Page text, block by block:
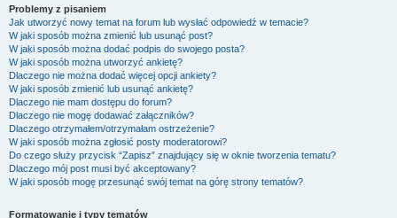
Problemy z pisaniem
Jak utworzyć nowy temat na forum lub wysłać odpowiedź w temacie?
W jaki sposób można zmienić lub usunąć post?
W jaki sposób można dodać podpis do swojego posta?
W jaki sposób można utworzyć ankietę?
Dlaczego nie można dodać więcej opcji ankiety?
W jaki sposób zmienić lub usunąć ankietę?
Dlaczego nie mam dostępu do forum?
Dlaczego nie mogę dodawać załączników?
Dlaczego otrzymałem/otrzymałam ostrzeżenie?
W jaki sposób można zgłosić posty moderatorowi?
Do czego służy przycisk “Zapisz” znajdujący się w oknie tworzenia tematu?
Dlaczego mój post musi być akceptowany?
W jaki sposób mogę przesunąć swój temat na górę strony tematów?
Formatowanie i typy tematów